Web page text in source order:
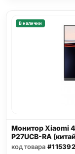
В наличии
Монитор Xiaomi
P27UCB-RA
код товара